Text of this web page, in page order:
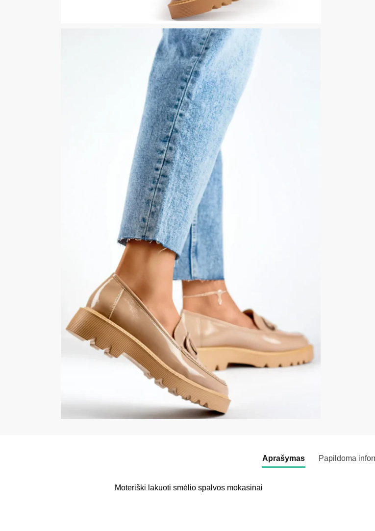
Aprašymas Papildoma
Moteriški lakuoti smėlio spalvos mokasinai